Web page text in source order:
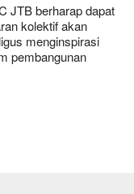
JTB berharap dapat
kolektif akan
menginspirasi
pembangunan